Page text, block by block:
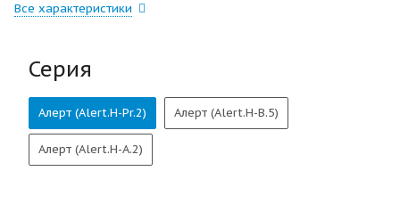
Все характеристики
Серия
Алерт (Alert.H-Pr.2) Алерт (Alert.H-B.5)
Алерт (Alert.H-А.2)